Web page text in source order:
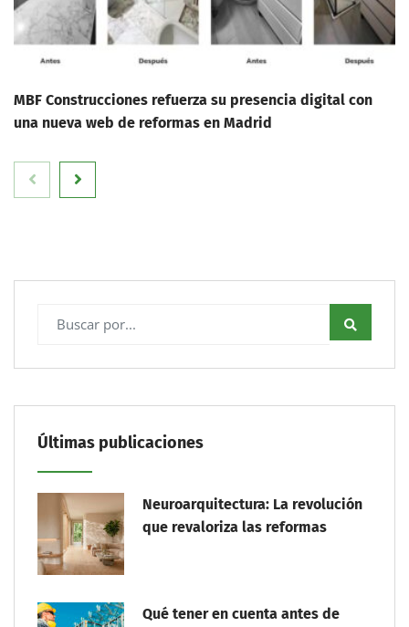
MBF Construcciones refuerza su presencia digital con
una nueva web de reformas en Madrid
Últimas publicaciones
Neuroarquitectura: La revolución
que revaloriza las reformas
Qué tener en cuenta antes de